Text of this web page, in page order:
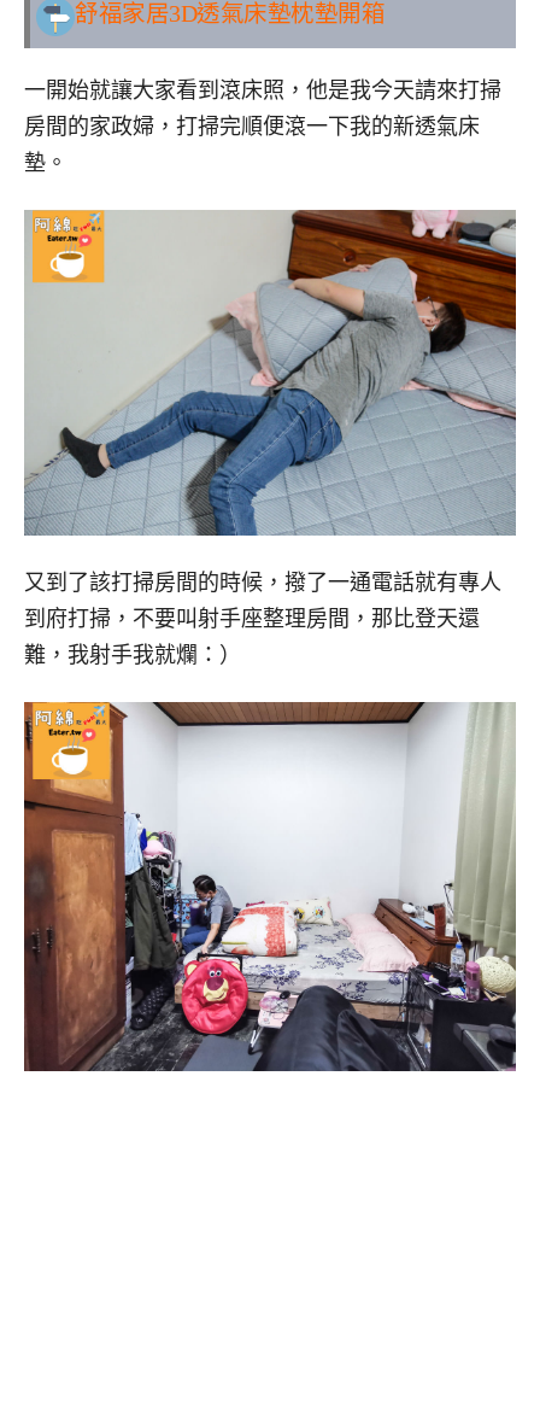
舒福家居3D透氣床墊枕墊開箱
一開始就讓大家看到滾床照，他是我今天請來打掃
房間的家政婦，打掃完順便滾一下我的新透氣床
墊。
又到了該打掃房間的時候，撥了一通電話就有專人
到府打掃，不要叫射手座整理房間，那比登天還
難，我射手我就爛：）